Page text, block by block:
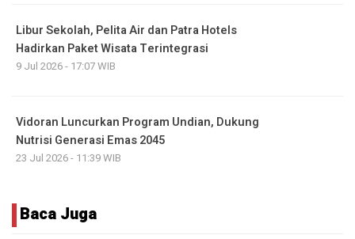
Libur Sekolah, Pelita Air dan Patra Hotels
Hadirkan Paket Wisata Terintegrasi
9 Jul 2026 - 17:07 WIB
Vidoran Luncurkan Program Undian, Dukung
Nutrisi Generasi Emas 2045
23 Jul 2026 - 11:39 WIB
Baca Juga